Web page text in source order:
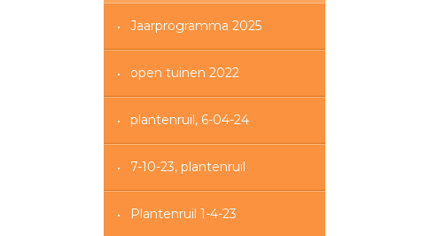
Jaarprogramma 2025
open tuinen 2022
plantenruil, 6-04-24
7-10-23, plantenruil
Plantenruil 1-4-23